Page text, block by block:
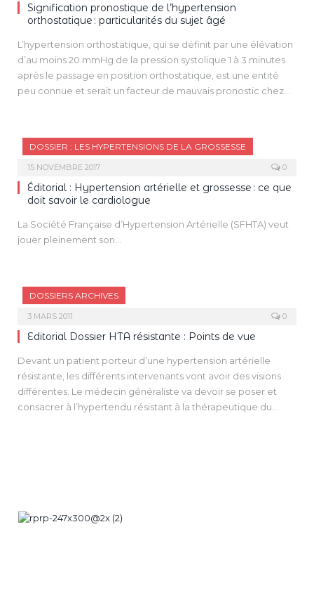
mmHg ou, en l’absence de revascularisation, en présence
d’une HTA supérieure à 220/120 mmHg ou d’une autre
Dans l’HIC, seule l’HTA systolique sévère (> 220 mmHg) sera
traitée.
Signification pronostique de l’hypertension
orthostatique : particularités du sujet âgé
L’hypertension orthostatique, qui se définit par une élévation
d’au moins 20 mmHg de la pression systolique 1 à 3 minutes
après le passage en position orthostatique, est une entité
peu connue et serait un facteur de mauvais pronostic chez
hyperactivation alpha-adrénergique et une augmentation
importante à la fois de la fréquence cardiaque et de l’indice
de résistance vasculaire systémique a été notée.
Les étiologies qui y seraient liées sont l’hypertension
artérielle (HTA) essentielle, le syndrome dysautonomique, la
unique associée à une néphroptose, le phéochromocytome
et le syndrome de tachycardie orthostatique posturale.
cardiovasculaires majeurs chez des sujets de plus de 80 ans
vivant en institution. En conclusion, les praticiens doivent tenir
compte à la fois de l’hypotension orthostatique mais
également de l’hypertension orthostatique, particulièrement
DOSSIER : LES HYPERTENSIONS DE LA GROSSESSE
15 NOVEMBRE 2017 0
Éditorial : Hypertension artérielle et grossesse : ce que
doit savoir le cardiologue
La Société Française d’Hypertension Artérielle (SFHTA) veut
jouer pleinement son…
DOSSIERS ARCHIVES
3 MARS 2011 0
Editorial Dossier HTA résistante : Points de vue
Devant un patient porteur d’une hypertension artérielle
résistante, les différents intervenants vont avoir des visions
différentes. Le médecin généraliste va devoir se poser et
consacrer à l’hypertendu résistant à la thérapeutique du
“empiler” un peu différemment les différentes